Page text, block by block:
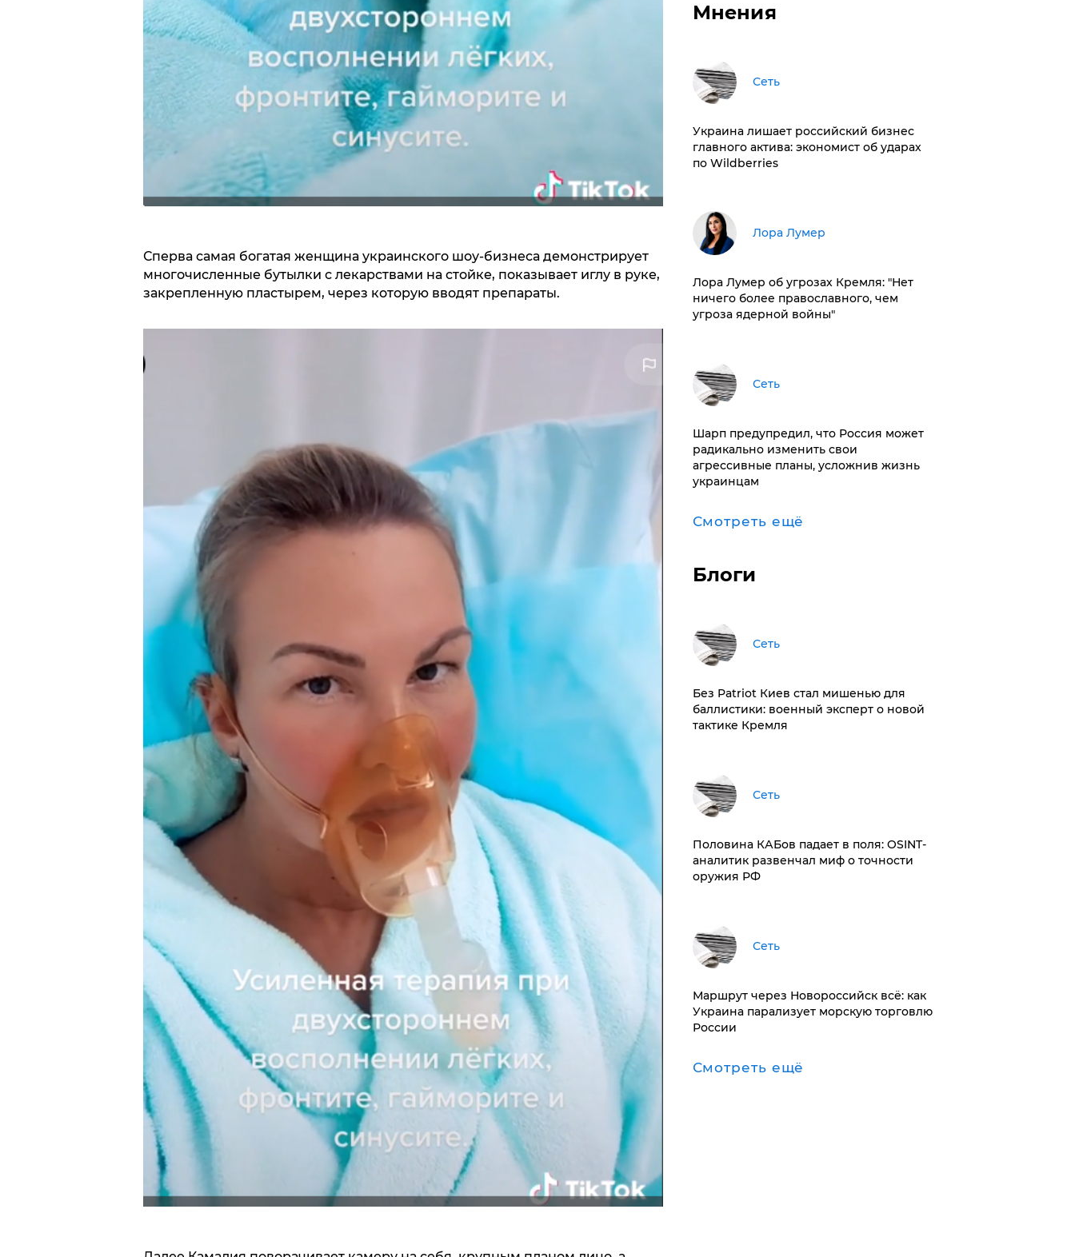
Сперва самая богатая женщина украинского шоу-бизнеса демонстрирует
многочисленные бутылки с лекарствами на стойке, показывает иглу в руке,
закрепленную пластырем, через которую вводят препараты.
Мнения
Сеть
​Украина лишает российский бизнес
главного актива: экономист об ударах
по Wildberries
​Лора Лумер
Лора Лумер об угрозах Кремля: "Нет
ничего более православного, чем
угроза ядерной войны"
Сеть
Шарп предупредил, что Россия может
радикально изменить свои
агрессивные планы, усложнив жизнь
украинцам
Смотреть ещё
Блоги
Сеть
​Без Patriot Киев стал мишенью для
баллистики: военный эксперт о новой
тактике Кремля
Сеть
​Половина КАБов падает в поля: OSINT-
аналитик развенчал миф о точности
оружия РФ
Сеть
​Маршрут через Новороссийск всё: как
Украина парализует морскую торговлю
России
Смотреть ещё